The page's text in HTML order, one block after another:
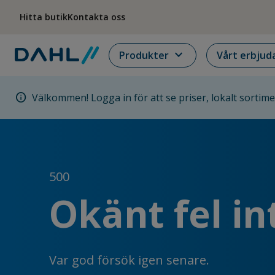
Hitta butikKontakta oss
Produkter expand_more Vårt
info Välkommen! Logga in för att se priser, lokalt
500
Okänt fel
Var god försök igen senare.